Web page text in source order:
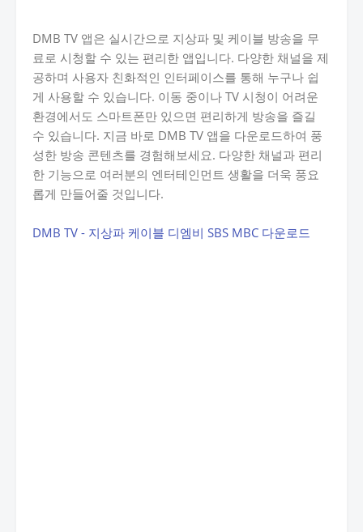
DMB TV 앱은 실시간으로 지상파 및 케이블 방송을 무
료로 시청할 수 있는 편리한 앱입니다. 다양한 채널을 제
공하며 사용자 친화적인 인터페이스를 통해 누구나 쉽
게 사용할 수 있습니다. 이동 중이나 TV 시청이 어려운
환경에서도 스마트폰만 있으면 편리하게 방송을 즐길
수 있습니다. 지금 바로 DMB TV 앱을 다운로드하여 풍
성한 방송 콘텐츠를 경험해보세요. 다양한 채널과 편리
한 기능으로 여러분의 엔터테인먼트 생활을 더욱 풍요
롭게 만들어줄 것입니다.
DMB TV - 지상파 케이블 디엠비 SBS MBC 다운로드